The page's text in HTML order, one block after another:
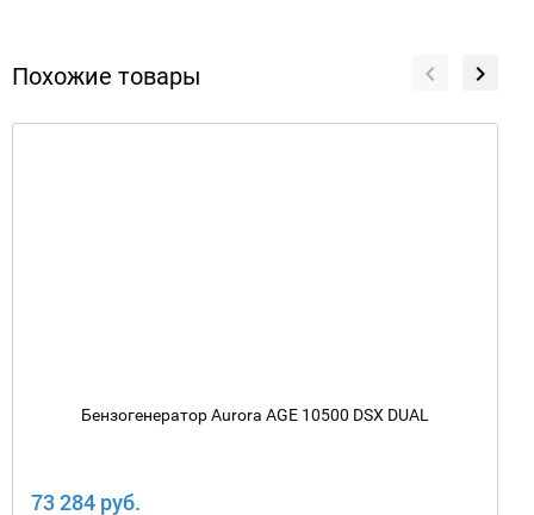
Похожие товары
Бензогенератор Aurora AGE 10500 DSX DUAL
73 284 руб.